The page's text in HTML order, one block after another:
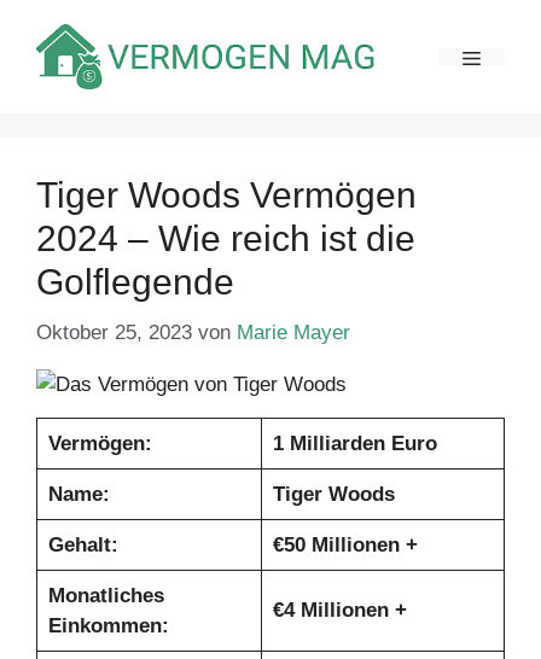
Inhalt
springen
Tiger Woods Vermögen
2024 – Wie reich ist die
Golflegende
Oktober 25, 2023 von Marie Mayer
Vermögen: 1 Milliarden Euro
Name: Tiger Woods
Gehalt: €50 Millionen +
Monatliches
Einkommen:
€4 Millionen +